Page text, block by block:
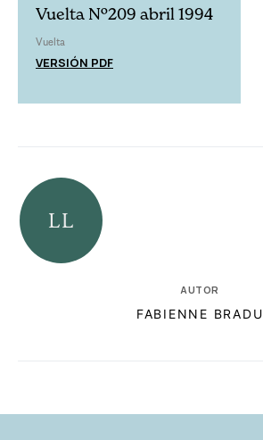
Vuelta Nº209 abril 1994
Vuelta
VERSIÓN PDF
AUTOR
FABIENNE BRADU